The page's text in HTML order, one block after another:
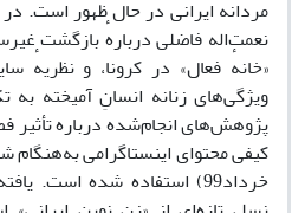
مردانهٔ ایرانی در حال ظهور است.
نعمت‌اله فاضلی دربارهٔ بازگشت
«خانهٔ فعال» در کرونا، و نظریهٔ
ویژگی‌های زنانه انسانِ آمیخته
پژوهش‌های انجام‌شده درباره تأثیر
خرداد99) استفاده شده است.